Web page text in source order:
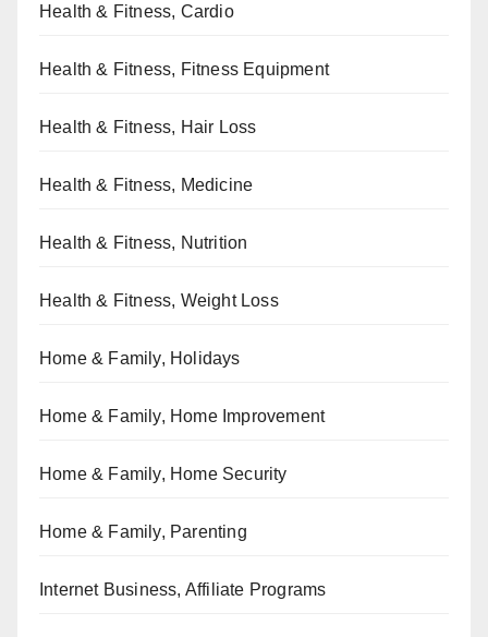
Health & Fitness, Cardio
Health & Fitness, Fitness Equipment
Health & Fitness, Hair Loss
Health & Fitness, Medicine
Health & Fitness, Nutrition
Health & Fitness, Weight Loss
Home & Family, Holidays
Home & Family, Home Improvement
Home & Family, Home Security
Home & Family, Parenting
Internet Business, Affiliate Programs